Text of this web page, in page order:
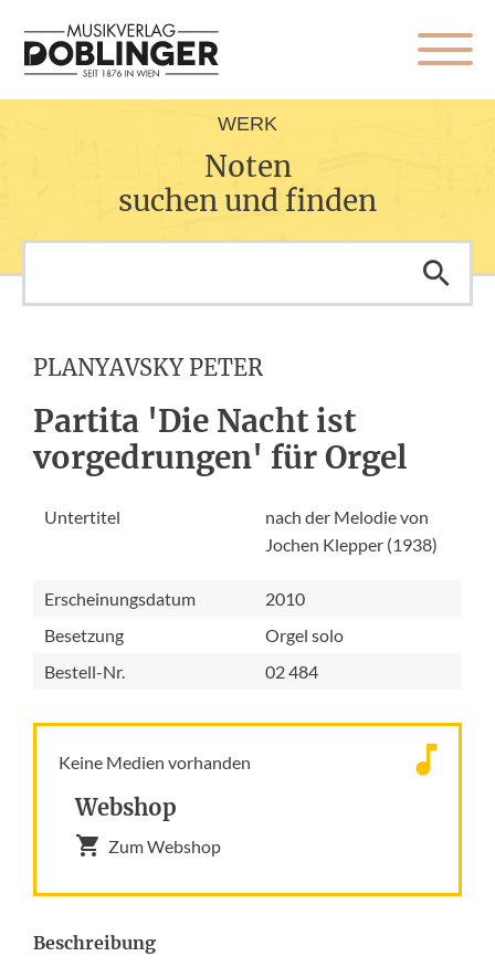
WERK
Noten
suchen und finden
PLANYAVSKY PETER
Partita 'Die Nacht ist
vorgedrungen' für Orgel
Untertitel
nach der Melodie von
Jochen Klepper (1938)
Erscheinungsdatum
2010
Besetzung
Orgel solo
Bestell-Nr.
02 484
Keine Medien vorhanden
Webshop
Zum Webshop
Beschreibung